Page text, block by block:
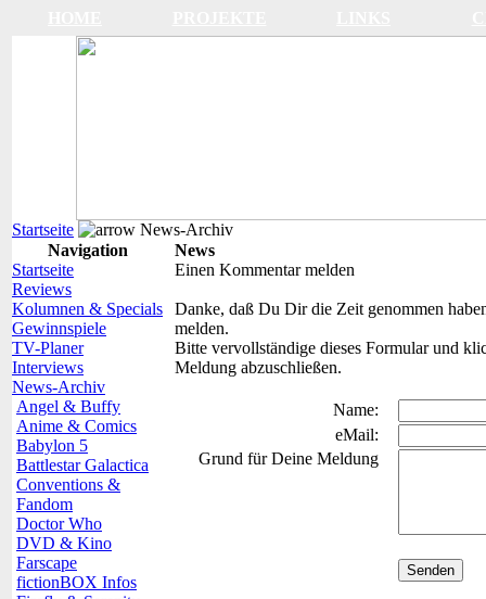
Startseite
News-Archiv
Navigation
Startseite
Reviews
Kolumnen & Specials
Gewinnspiele
TV-Planer
Interviews
News-Archiv
Angel & Buffy
Anime & Comics
Babylon 5
Battlestar Galactica
Conventions &
Fandom
Doctor Who
DVD & Kino
Farscape
fictionBOX Infos
News
Einen Kommentar melden
Danke, daß Du Dir die Zeit genommen
melden.
Bitte vervollständige dieses Formular und
Meldung abzuschließen.
Name:
eMail:
Grund für Deine Meldung